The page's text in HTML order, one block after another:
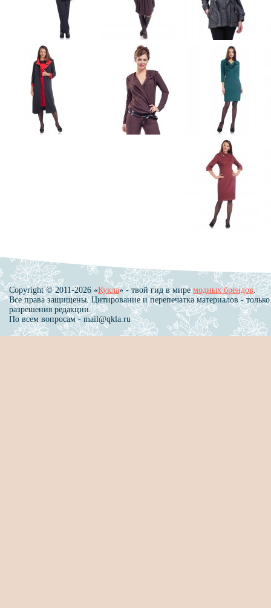
Copyright © 2011-2026 «Кукла» - твой гид в миремодных брендов.
Все права защищены. Цитирование и перепечатка материалов - только
разрешения редакции.
По всем вопросам - mail@qkla.ru